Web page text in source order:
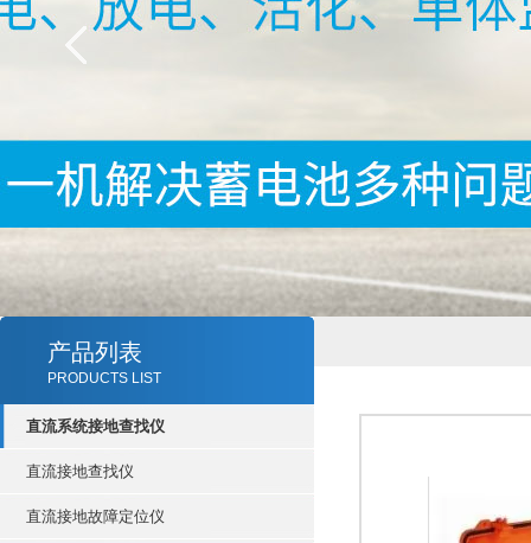
产品列表
PRODUCTS LIST
直流系统接地查找仪
直流接地查找仪
直流接地故障定位仪